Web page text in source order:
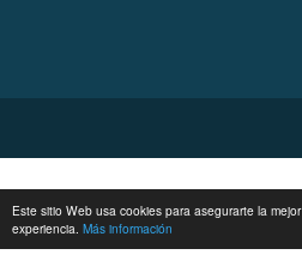
Este sitio Web usa cookies para asegurarte la mejor
experiencia. Más información